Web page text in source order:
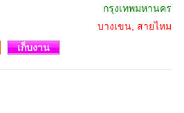
กรุงเทพมหานคร
บางเขน, สายไหม
เก็บงาน